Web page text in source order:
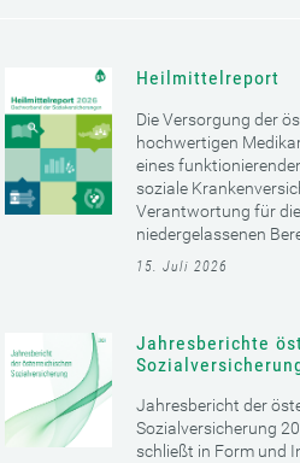
Heilmittelreport
Die Versorgung der
hochwertigen
eines
soziale
Verantwortung für
niedergelassenen
15. Juli 2026
Jahresberichte
Jahresbericht der
Sozialversicherung
schließt in Form und